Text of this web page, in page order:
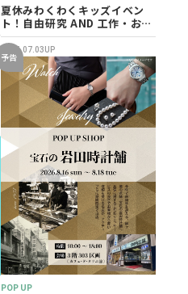
夏休みわくわくキッズイベン
ト！自由研究 AND 工作・おし
ごと体験！
2026.07.03UP
予告
POP UP